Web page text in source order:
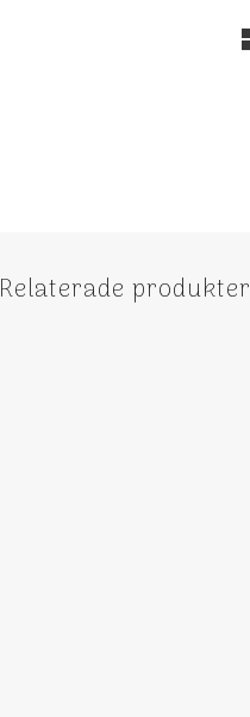
Relaterade produkter